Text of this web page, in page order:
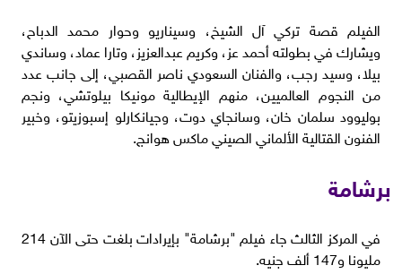
الفيلم قصة تركي آل الشيخ، وسيناريو وحوار محمد الدباح،
ويشارك في بطولته أحمد عز، وكريم عبدالعزيز، وتارا عماد، وساندي
بيلا، وسيد رجب، والفنان السعودي ناصر القصبي، إلى جانب عدد
من النجوم العالميين، منهم الإيطالية مونيكا بيلوتشي، ونجم
بوليوود سلمان خان، وسانجاي دوت، وجيانكارلو إسبوزيتو، وخبير
الفنون القتالية الألماني الصيني ماكس هوانج.
برشامة
في المركز الثالث جاء فيلم "برشامة" بإيرادات بلغت حتى الآن 214
مليونا و147 ألف جنيه.